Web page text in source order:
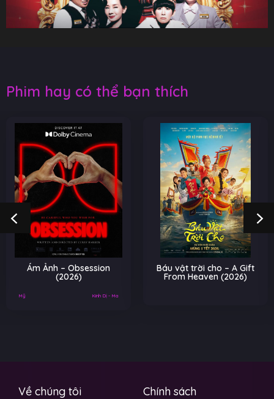
Phim hay có thể bạn thích
Ám Ảnh – Obsession
(2026)
Mỹ Kinh Dị - Ma
Báu vật trời cho – A Gift
From Heaven (2026)
Về chúng tôi Chính sách